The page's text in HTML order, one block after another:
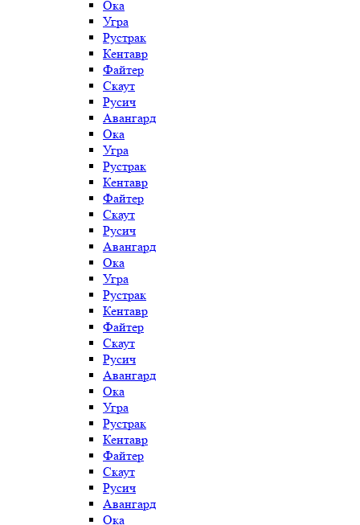
Ока
Угра
Рустрак
Кентавр
Файтер
Скаут
Русич
Авангард
Ока
Угра
Рустрак
Кентавр
Файтер
Скаут
Русич
Авангард
Ока
Угра
Рустрак
Кентавр
Файтер
Скаут
Русич
Авангард
Ока
Угра
Рустрак
Кентавр
Файтер
Скаут
Русич
Авангард
Ока